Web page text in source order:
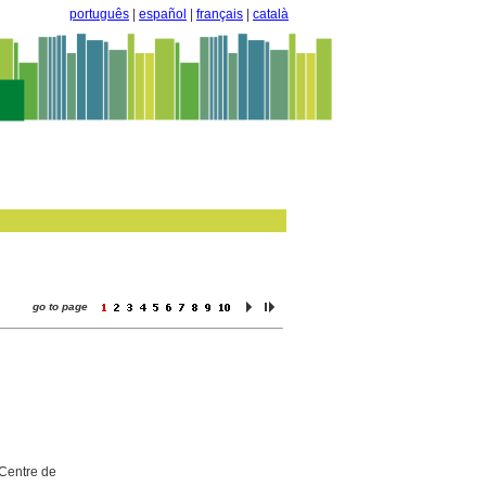
português español français català
go to page
de